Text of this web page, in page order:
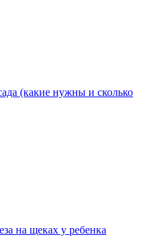
(какие нужны и сколько
на щеках у ребенка